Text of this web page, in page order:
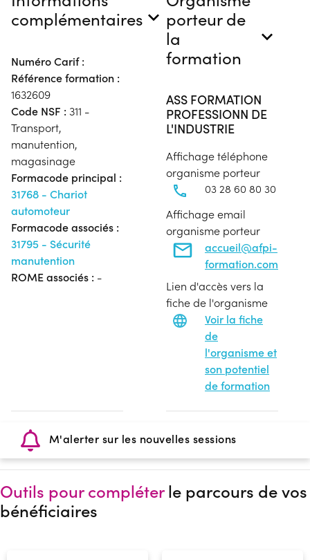
complémentaires
Numéro Carif :
Référence formation :
1632609
Code NSF : 311 -
Transport,
manutention,
magasinage
Formacode principal :
31768 - Chariot
automoteur
Formacode associés :
31795 - Sécurité
manutention
ROME associés : -
porteur de
la
formation
ASS FORMATION
PROFESSIONN DE
L'INDUSTRIE
Affichage téléphone
organisme porteur
03 28 60 80 30
Affichage email
organisme porteur
accueil@afpi-
formation.com
Lien d'accès vers la
fiche de l'organisme
Voir la fiche
de
l'organisme et
son potentiel
de formation
M'alerter sur les nouvelles sessions
Outils pour compléterle parcours de vos
bénéficiaires